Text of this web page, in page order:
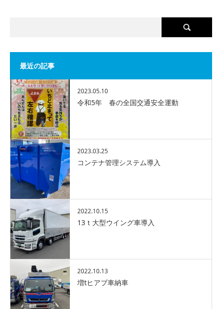
最近の記事
2023.05.10
令和5年 春の全国交通安全運動
2023.03.25
コンテナ管理システム導入
2022.10.15
13ｔ大型ウイング車導入
2022.10.13
増tヒアブ車納車